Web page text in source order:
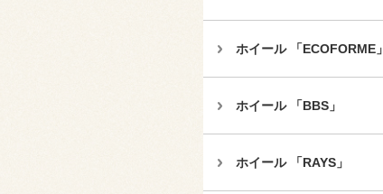
ホイール 「ECOFORME」
ホイール 「BBS」
ホイール 「RAYS」